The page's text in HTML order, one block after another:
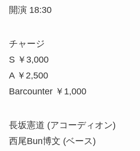
開演 18:30
チャージ
S ￥3,000
A ￥2,500
Barcounter ￥1,000
長坂憲道 (アコーディオン)
西尾Bun博文 (ベース)